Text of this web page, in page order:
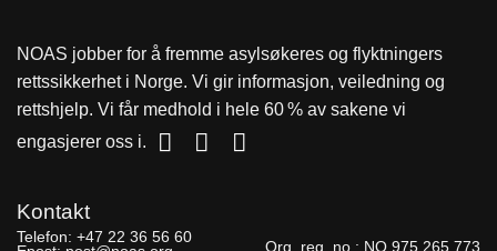
NOAS jobber for å fremme asylsøkeres og flyktningers
rettssikkerhet i Norge. Vi gir informasjon, veiledning og
rettshjelp. Vi får medhold i hele 60 % av sakene vi
engasjerer oss i.
Kontakt
Telefon: +47 22 36 56 60
Org. reg. no.: NO 975 265 773